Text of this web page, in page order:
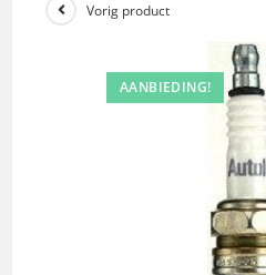
AANBIEDING!
Vorig product